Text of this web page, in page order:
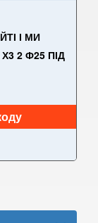
І МИ
2 Ф25 ПІД